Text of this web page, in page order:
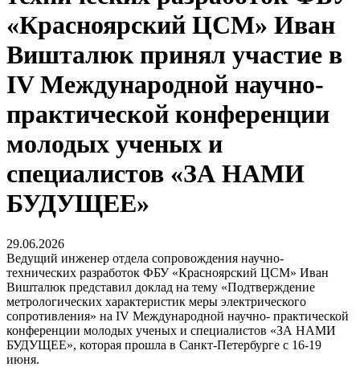
«Красноярский ЦСМ» Иван
Вишталюк принял участие в
IV Международной научно-
практической конференции
молодых ученых и
специалистов «ЗА НАМИ
БУДУЩЕЕ»
29.06.2026
Ведущий инженер отдела сопровождения научно-
технических разработок ФБУ «Красноярский ЦСМ» Иван
Вишталюк представил доклад на тему «Подтверждение
метрологических характеристик меры электрического
сопротивления» на IV Международной научно- практической
конференции молодых ученых и специалистов «ЗА НАМИ
БУДУЩЕЕ», которая прошла в Санкт-Петербурге с 16-19
июня.